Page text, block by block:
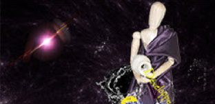
contenu